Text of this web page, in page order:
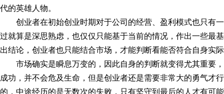
代的英雄人物。
创业者在初始创业时期对于公司的经营、盈利模式也只有
过就算是深思熟虑，也仅仅只能基于当前的情况，作出一些最
出结论，创业者也只能结合市场，才能判断看能否符合自身实
市场确实是瞬息万变的，因此自身的判断就变得尤其重要
成功，并不会危及生命，但是创业者还是需要非常大的勇气才
的，中途经历的是无数次的失败，只有坚守到最后的人才有可